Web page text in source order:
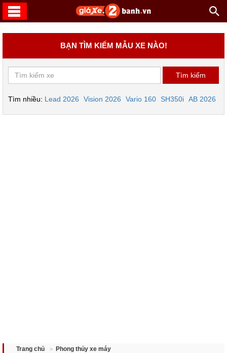
BẠN TÌM KIẾM MẪU XE NÀO!
Tìm nhiều: Lead 2026 Vision 2026 Vario 160 SH350i AB 2026
Trang chủ Phong thủy xe máy